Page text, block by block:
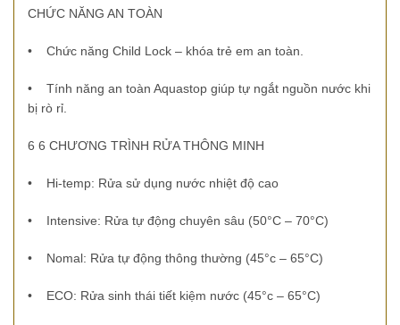
CHỨC NĂNG AN TOÀN
• Chức năng Child Lock – khóa trẻ em an toàn.
• Tính năng an toàn Aquastop giúp tự ngắt nguồn nước khi
bị rò rỉ.
6 6 CHƯƠNG TRÌNH RỬA THÔNG MINH
• Hi-temp: Rửa sử dụng nước nhiệt độ cao
• Intensive: Rửa tự động chuyên sâu (50°C – 70°C)
• Nomal: Rửa tự động thông thường (45°c – 65°C)
• ECO: Rửa sinh thái tiết kiệm nước (45°c – 65°C)